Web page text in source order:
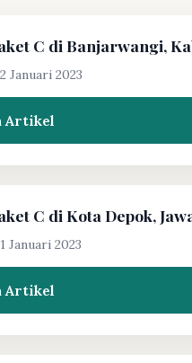
C di Banjarwangi,
Januari 2023
Artikel
C di Kota Depok,
Januari 2023
Artikel